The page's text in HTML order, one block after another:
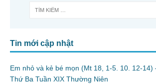
Tin mới cập nhật
Em nhỏ và kẻ bé mọn (Mt 18, 1-5. 10. 12-14)
Thứ Ba Tuần XIX Thường Niên